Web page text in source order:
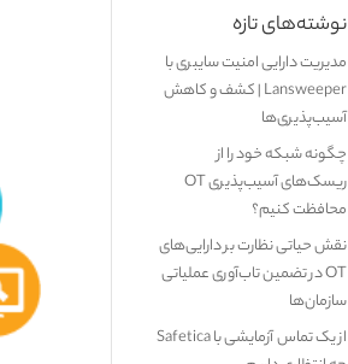
نوشته‌های تازه
مدیریت دارایی امنیت سایبری با
Lansweeper | کشف و کاهش
آسیب‌پذیری‌ها
چگونه شبکه خود را از
ریسک‌های آسیب‌پذیری OT
محافظت کنیم؟
نقش حیاتی نظارت بر دارایی‌های
OT در تضمین تاب‌آوری عملیاتی
سازمان‌ها
از یک تماس آزمایشی با Safetica